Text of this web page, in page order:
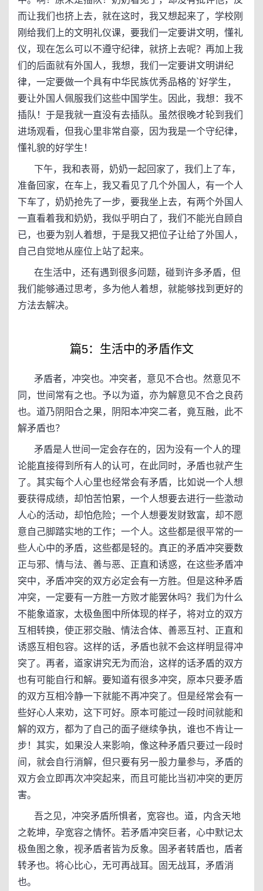
而让我们也挤上去，就在这时，我又想起来了，学校刚
刚给我们上的文明礼仪课，要我们一定要讲文明，懂礼
仪，现在怎么可以不遵守纪律，就挤上去呢？再加上我
们的后面就有外国人，我想，我们一定要讲文明讲纪
律，一定要做一个具有中华民族优秀品格的`好学生，
要让外国人佩服我们这些中国学生。因此，我想：我不
插队！于是我就一直没有去插队。虽然很晚才轮到我们
进场观看，但我心里非常自豪，因为我是一个守纪律，
懂礼貌的好学生！
下午，我和表哥，奶奶一起回家了，我们上了车，
准备回家，在车上，我又看见了几个外国人，有一个人
下车了，奶奶抢先了一步，要我坐上去，有两个外国人
一直看着我和奶奶，我似乎明白了，我们不能光自顾自
已，也要为别人着想，于是我又把位子让给了外国人，
自己自觉地从座位上站了起来。
在生活中，还有遇到很多问题，碰到许多矛盾，但
我们能够通过思考，多为他人着想，就能够找到更好的
方法去解决。
篇5：生活中的矛盾作文
矛盾者，冲突也。冲突者，意见不合也。然意见不
同，世间常有之也。予以为道，亦为解意见不合之良药
也。道乃阴阳合之果，阴阳本冲突二者，竟互融，此不
解矛盾也？
矛盾是人世间一定会存在的，因为没有一个人的理
论能直接得到所有人的认可，在此同时，矛盾也就产生
了。其实每个人心里也经常会有矛盾，比如说一个人想
要获得成绩，却怕苦怕累，一个人想要去进行一些激动
人心的活动，却怕危险；一个人想要发财致富，却不愿
意自己脚踏实地的工作；一个人。这些都是很平常的一
些人心中的矛盾，这些都是轻的。真正的矛盾冲突要数
正与邪、情与法、善与恶、正直和诱惑，在这些矛盾冲
突中，矛盾冲突的双方必定会有一方胜。但是这种矛盾
冲突，一定要有一方胜一方败才能罢休吗？我们为什么
不能象道家，太极鱼图中所体现的样子，将对立的双方
互相转换，使正邪交融、情法合体、善恶互衬、正直和
诱惑互相包容。这样的话，矛盾也就不会这样明显得冲
突了。再者，道家讲究无为而治，这样的话矛盾的双方
也有可能自行和解。要知道有很多冲突，原本只要矛盾
的双方互相冷静一下就能不再冲突了。但是经常会有一
些好心人来劝，这下可好。原本可能过一段时间就能和
解的双方，都为了自己的面子继续争执，谁也不肯让一
步！其实，如果没人来影响，像这种矛盾只要过一段时
间，就会自行消解，但只要有另一股力量参与，矛盾的
双方会立即再次冲突起来，而且可能比当初冲突的更厉
害。
吾之见，冲突矛盾所惧者，宽容也。道，内含天地
之乾坤，孕宽容之情怀。若矛盾冲突巨者，心中默记太
极鱼图之象，视矛盾者皆为反象。固矛者转盾也，盾者
转矛也。将心比心，无可再战耳。固无战耳，矛盾消
也。